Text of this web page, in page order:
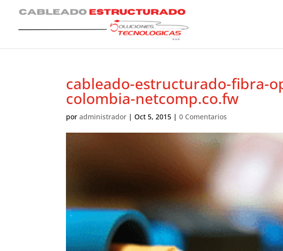
cableado-estructurado-fibra-
colombia-netcomp.co.fw
poradministrador |Oct 5, 2015 |0 Comentarios